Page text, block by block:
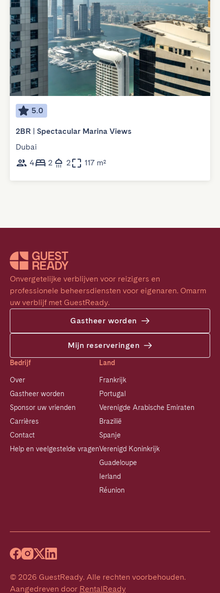
5.0
2BR | Spectacular Marina Views
Dubai
4
2 2 117 m²
Onvergetelijke verblijven voor reizigers en
professionele beheersdiensten voor eigenaren. Omarm
uw verblijf met GuestReady.
Gastheer worden
Mijn reserveringen
Bedrijf
Over
Gastheer worden
Sponsor uw vrienden
Carrières
Contact
Help en veelgestelde vragen
Land
Frankrijk
Portugal
Verenigde Arabische Emiraten
Brazilië
Spanje
Verenigd Koninkrijk
Guadeloupe
Ierland
Réunion
© 2026 GuestReady. Alle rechten voorbehouden.
Aangedreven door RentalReady